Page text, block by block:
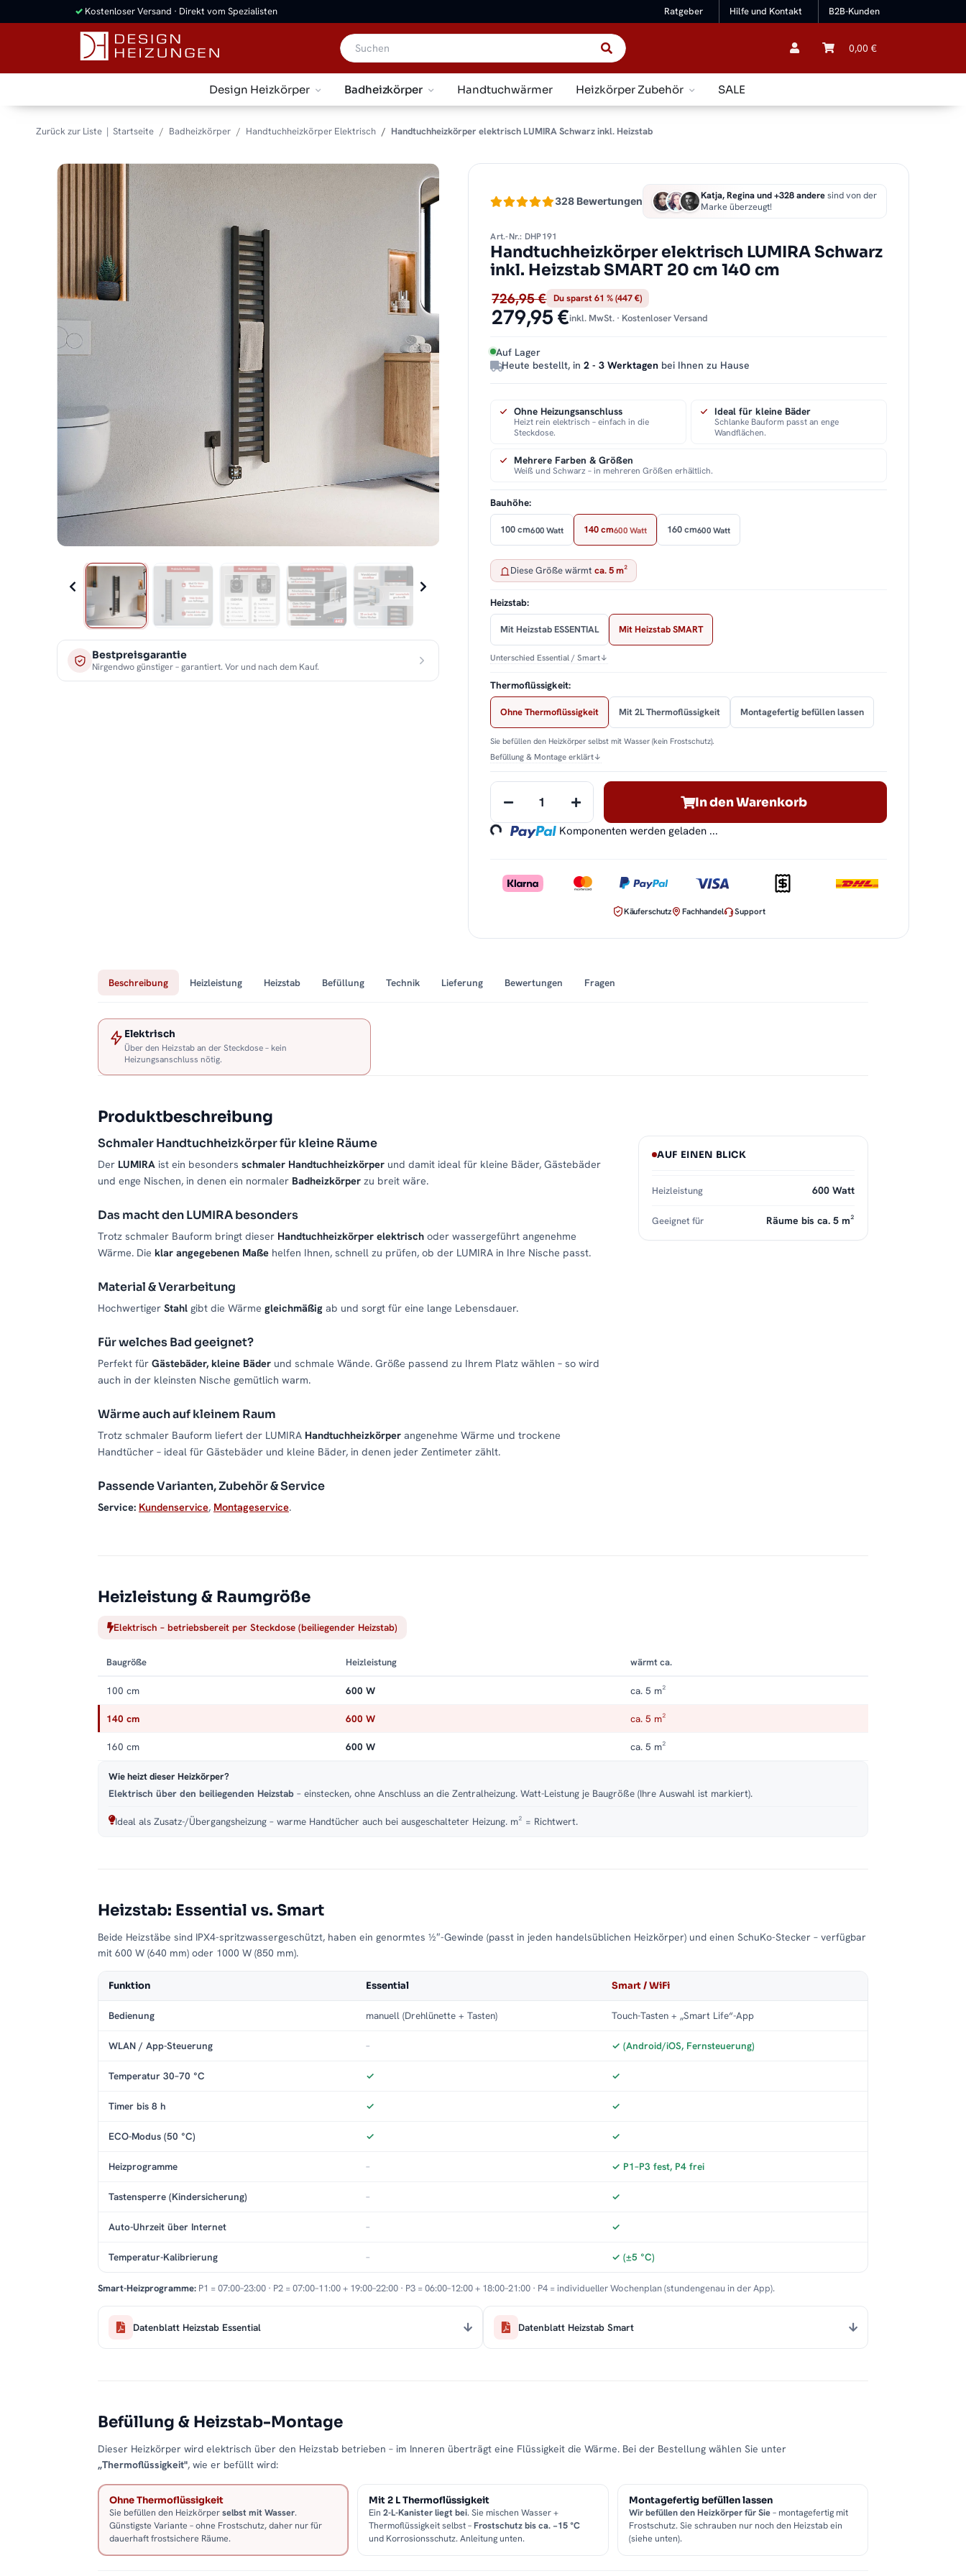
Ratgeber Hilfe und Kontakt B2B-Kunden
✓ Kostenloser Versand · Direkt vom Spezialisten
0,00 €
Design Heizkörper Badheizkörper Handtuchwärmer Heizkörper Zubehör SALE
Zurück zur Liste Startseite Badheizkörper Handtuchheizkörper Elektrisch Handtuchheizkörper elektrisch LUMIRA Schwarz inkl. Heizstab
Bestpreisgarantie
Nirgendwo günstiger – garantiert. Vor und nach dem Kauf.
328 Bewertungen Katja, Regina und +328 anderesind von der
Marke überzeugt!
Art.-Nr.: DHP191
Handtuchheizkörper elektrisch LUMIRA Schwarz
inkl. Heizstab SMART 20 cm 140 cm
726,95 € Du sparst 61 % (447 €)
279,95 €inkl. MwSt. · Kostenloser Versand
Auf Lager
Heute bestellt, in2 - 3 Werktagen bei Ihnen zu Hause
Ohne Heizungsanschluss
Heizt rein elektrisch – einfach in die
Steckdose.
Ideal für kleine Bäder
Schlanke Bauform passt an enge
Wandflächen.
Mehrere Farben & Größen
Weiß und Schwarz – in mehreren Größen erhältlich.
Bauhöhe:
100 cm600 Watt 140 cm600 Watt 160 cm600 Watt
Diese Größe wärmtca. 5 m²
Heizstab:
Mit Heizstab ESSENTIAL Mit Heizstab SMART
Unterschied Essential / Smart↓
Thermoflüssigkeit:
Ohne Thermoflüssigkeit Mit 2L Thermoflüssigkeit Montagefertig befüllen lassen
Sie befüllen den Heizkörper selbst mit Wasser (kein Frostschutz).
Befüllung & Montage erklärt↓
In den Warenkorb
Loading... Komponenten werden geladen ...
Käuferschutz Fachhandel Support
Beschreibung Heizleistung Heizstab Befüllung Technik Lieferung Bewertungen Fragen
Elektrisch
Über den Heizstab an der Steckdose – kein
Heizungsanschluss nötig.
Produktbeschreibung
Schmaler Handtuchheizkörper für kleine Räume
Der LUMIRA ist ein besonders schmaler Handtuchheizkörper und damit ideal für kleine Bäder, Gästebäder
und enge Nischen, in denen ein normaler Badheizkörper zu breit wäre.
Das macht den LUMIRA besonders
Trotz schmaler Bauform bringt dieser Handtuchheizkörper elektrisch oder wassergeführt angenehme
Wärme. Die klar angegebenen Maße helfen Ihnen, schnell zu prüfen, ob der LUMIRA in Ihre Nische passt.
Material & Verarbeitung
Hochwertiger Stahl gibt die Wärme gleichmäßig ab und sorgt für eine lange Lebensdauer.
Für welches Bad geeignet?
Perfekt für Gästebäder, kleine Bäder und schmale Wände. Größe passend zu Ihrem Platz wählen – so wird
auch in der kleinsten Nische gemütlich warm.
Wärme auch auf kleinem Raum
Trotz schmaler Bauform liefert der LUMIRA Handtuchheizkörper angenehme Wärme und trockene
Handtücher – ideal für Gästebäder und kleine Bäder, in denen jeder Zentimeter zählt.
Passende Varianten, Zubehör & Service
Service: Kundenservice, Montageservice.
AUF EINEN BLICK
Heizleistung 600 Watt
Geeignet für Räume bis ca. 5 m²
Heizleistung & Raumgröße
Elektrisch – betriebsbereit per Steckdose (beiliegender Heizstab)
Baugröße Heizleistung wärmt ca.
100 cm 600 W ca. 5 m²
140 cm 600 W ca. 5 m²
160 cm 600 W ca. 5 m²
Wie heizt dieser Heizkörper?
Elektrisch über den beiliegenden Heizstab – einstecken, ohne Anschluss an die Zentralheizung. Watt-Leistung je Baugröße (Ihre Auswahl ist markiert).
Ideal als Zusatz-/Übergangsheizung – warme Handtücher auch bei ausgeschalteter Heizung. m² = Richtwert.
Heizstab: Essential vs. Smart
Beide Heizstäbe sind IPX4-spritzwassergeschützt, haben ein genormtes ½″-Gewinde (passt in jeden handelsüblichen Heizkörper) und einen SchuKo-Stecker – verfügbar
mit 600 W (640 mm) oder 1000 W (850 mm).
Funktion Essential Smart / WiFi
Bedienung manuell (Drehlünette + Tasten) Touch-Tasten + „Smart Life“-App
WLAN / App-Steuerung – ✓ (Android/iOS, Fernsteuerung)
Temperatur 30–70 °C ✓ ✓
Timer bis 8 h ✓ ✓
ECO-Modus (50 °C) ✓ ✓
Heizprogramme – ✓ P1–P3 fest, P4 frei
Tastensperre (Kindersicherung) – ✓
Auto-Uhrzeit über Internet – ✓
Temperatur-Kalibrierung – ✓ (±5 °C)
Smart-Heizprogramme: P1 = 07:00–23:00 · P2 = 07:00–11:00 + 19:00–22:00 · P3 = 06:00–12:00 + 18:00–21:00 · P4 = individueller Wochenplan (stundengenau in der App).
Datenblatt Heizstab Essential Datenblatt Heizstab Smart
Befüllung & Heizstab-Montage
Dieser Heizkörper wird elektrisch über den Heizstab betrieben – im Inneren überträgt eine Flüssigkeit die Wärme. Bei der Bestellung wählen Sie unter
„Thermoflüssigkeit", wie er befüllt wird:
Ohne Thermoflüssigkeit
Sie befüllen den Heizkörperselbst mit Wasser.
Günstigste Variante – ohne Frostschutz, daher nur für
dauerhaft frostsichere Räume.
Mit 2 L Thermoflüssigkeit
Ein2-L-Kanister liegt bei. Sie mischen Wasser +
Thermoflüssigkeit selbst –Frostschutz bis ca. −15 °C
und Korrosionsschutz. Anleitung unten.
Montagefertig befüllen lassen
Wir befüllen den Heizkörper für Sie– montagefertig mit
Frostschutz. Sie schrauben nur noch den Heizstab ein
(siehe unten).